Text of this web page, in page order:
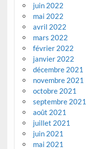
juin 2022
mai 2022
avril 2022
mars 2022
février 2022
janvier 2022
décembre 2021
novembre 2021
octobre 2021
septembre 2021
août 2021
juillet 2021
juin 2021
mai 2021